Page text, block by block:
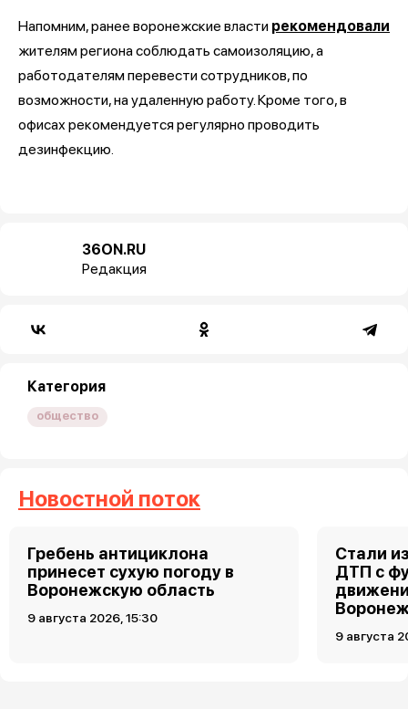
Напомним, ранее воронежские власти рекомендовали
жителям региона соблюдать самоизоляцию, а
работодателям перевести сотрудников, по
возможности, на удаленную работу. Кроме того, в
офисах рекомендуется регулярно проводить
дезинфекцию.
36ON.RU
Редакция
Категория
общество
Новостной поток
Гребень антициклона
принесет сухую погоду в
Воронежскую область
9 августа 2026, 15:30
Стали
ДТП с
9 августа